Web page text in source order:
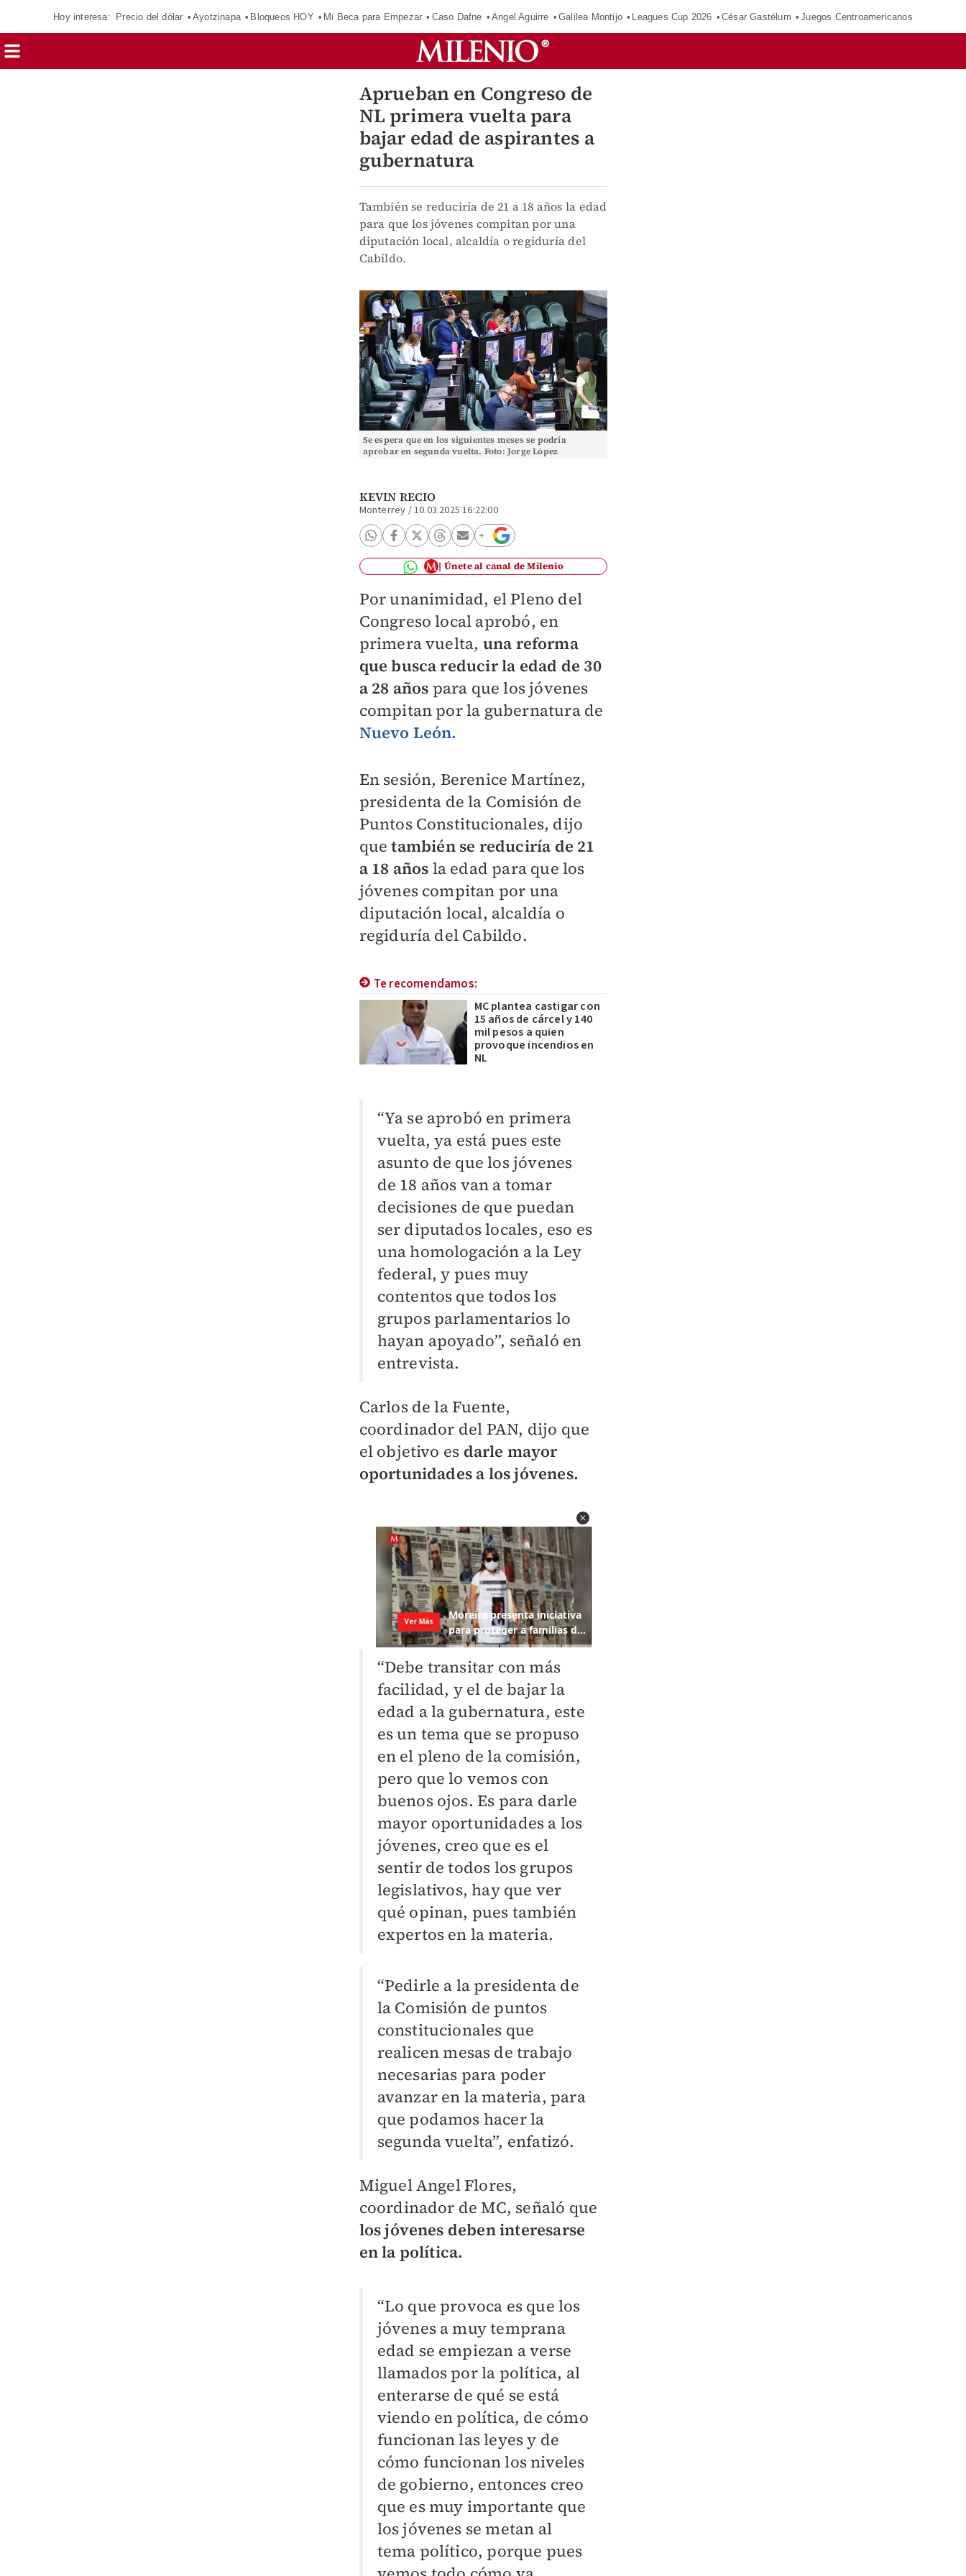
Hoy interesa: Precio del dólar Ayotzinapa Bloqueos HOY Mi Beca para Empezar Caso Dafne Ángel Aguirre Galilea Montijo Leagues Cup 2026 César Gastélum Juegos Centroamericanos
Aprueban en Congreso de
NL primera vuelta para
bajar edad de aspirantes a
gubernatura
También se reduciría de 21 a 18 años la edad
para que los jóvenes compitan por una
diputación local, alcaldía o regiduría del
Cabildo.
Se espera que en los siguientes meses se podría
aprobar en segunda vuelta. Foto: Jorge López
KEVIN RECIO
Monterrey /10.03.2025 16:22:00
Únete al canal de Milenio
Por unanimidad, el Pleno del
Congreso local aprobó, en
primera vuelta, una reforma
que busca reducir la edad de 30
a 28 años para que los jóvenes
compitan por la gubernatura de
Nuevo León.
En sesión, Berenice Martínez,
presidenta de la Comisión de
Puntos Constitucionales, dijo
que también se reduciría de 21
a 18 años la edad para que los
jóvenes compitan por una
diputación local, alcaldía o
regiduría del Cabildo.
Te recomendamos:
MC plantea castigar con
15 años de cárcel y 140
mil pesos a quien
provoque incendios en
NL
“Ya se aprobó en primera
vuelta, ya está pues este
asunto de que los jóvenes
de 18 años van a tomar
decisiones de que puedan
ser diputados locales, eso es
una homologación a la Ley
federal, y pues muy
contentos que todos los
grupos parlamentarios lo
hayan apoyado”, señaló en
entrevista.
Carlos de la Fuente,
coordinador del PAN, dijo que
el objetivo es darle mayor
oportunidades a los jóvenes.
“Debe transitar con más
facilidad, y el de bajar la
edad a la gubernatura, este
es un tema que se propuso
en el pleno de la comisión,
pero que lo vemos con
buenos ojos. Es para darle
mayor oportunidades a los
jóvenes, creo que es el
sentir de todos los grupos
legislativos, hay que ver
qué opinan, pues también
expertos en la materia.
“Pedirle a la presidenta de
la Comisión de puntos
constitucionales que
realicen mesas de trabajo
necesarias para poder
avanzar en la materia, para
que podamos hacer la
segunda vuelta”, enfatizó.
Miguel Angel Flores,
coordinador de MC, señaló que
los jóvenes deben interesarse
en la política.
“Lo que provoca es que los
jóvenes a muy temprana
edad se empiezan a verse
llamados por la política, al
enterarse de qué se está
viendo en política, de cómo
funcionan las leyes y de
cómo funcionan los niveles
de gobierno, entonces creo
que es muy importante que
los jóvenes se metan al
tema político, porque pues